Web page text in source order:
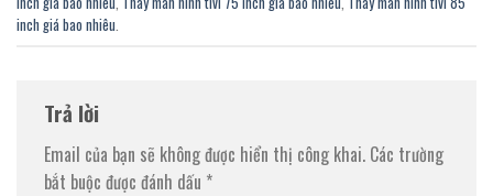
inch giá bao nhiêu.
Trả lời
Email của bạn sẽ không được hiển thị công khai. Các trường
bắt buộc được đánh dấu *